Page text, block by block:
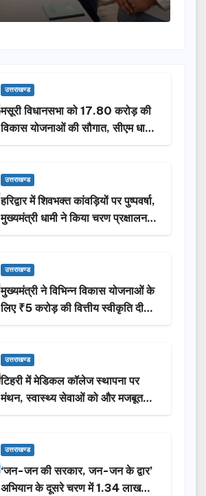
उत्तराखण्ड
मसूरी विधानसभा को 17.80 करोड़ की
विकास योजनाओं की सौगात, सीएम धामी
ने किया लोकार्पण-शिलान्यास.
उत्तराखण्ड
हरिद्वार में शिवभक्त कांवड़ियों पर पुष्पवर्षा,
मुख्यमंत्री धामी ने किया चरण प्रक्षालन…
उत्तराखण्ड
मुख्यमंत्री ने विभिन्न विकास योजनाओं के
लिए ₹5 करोड़ की वित्तीय स्वीकृति दी…
उत्तराखण्ड
टिहरी में मेडिकल कॉलेज स्थापना पर
मंथन, स्वास्थ्य सेवाओं को और मजबूत
करेगी सरकार: मुख्यमंत्री धामी…
उत्तराखण्ड
‘जन-जन की सरकार, जन-जन के द्वार’
अभियान के दूसरे चरण में 1.34 लाख